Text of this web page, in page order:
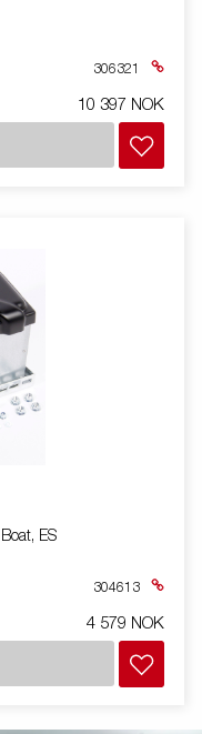
306321
10 397 NOK
ES
304613
4 579 NOK